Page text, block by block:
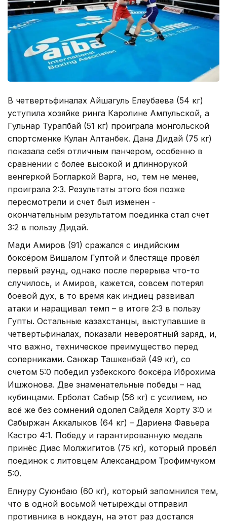
В четвертьфиналах Айшагуль Елеубаева (54 кг)
уступила хозяйке ринга Каролине Ампульской, а
Гульнар Турапбай (51 кг) проиграла монгольской
спортсменке Кулан Алтанбек. Дана Дидай (75 кг)
показала себя отличным панчером, особенно в
сравнении с более высокой и длиннорукой
венгеркой Богларкой Варга, но, тем не менее,
проиграла 2:3. Результаты этого боя позже
пересмотрели и счет был изменен -
окончательным результатом поединка стал счет
3:2 в пользу Дидай.
Мади Амиров (91) сражался с индийским
боксёром Вишалом Гуптой и блестяще провёл
первый раунд, однако после перерыва что-то
случилось, и Амиров, кажется, совсем потерял
боевой дух, в то время как индиец развивал
атаки и наращивал темп – в итоге 2:3 в пользу
Гупты. Остальные казахстанцы, выступавшие в
четвертьфиналах, показали невероятный заряд, и,
что важно, техническое преимущество перед
соперниками. Санжар Ташкенбай (49 кг), со
счетом 5:0 победил узбекского боксёра Иброхима
Ишжонова. Две знаменательные победы – над
кубинцами. Ерболат Сабыр (56 кг) с усилием, но
всё же без сомнений одолел Сайделя Хорту 3:0 и
Сабыржан Аккалыков (64 кг) – Дариена Фавьера
Кастро 4:1. Победу и гарантированную медаль
принёс Диас Молжигитов (75 кг), который провёл
поединок с литовцем Александром Трофимчуком
5:0.
Елнуру Суюнбаю (60 кг), который запомнился тем,
что в одной восьмой четырежды отправил
противника в нокдаун, на этот раз достался